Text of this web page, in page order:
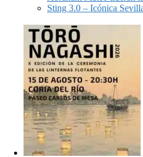
Sting 3.0 – Icónica